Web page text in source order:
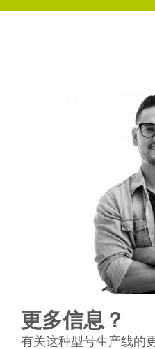
更多信息？
有关这种型号生产线的